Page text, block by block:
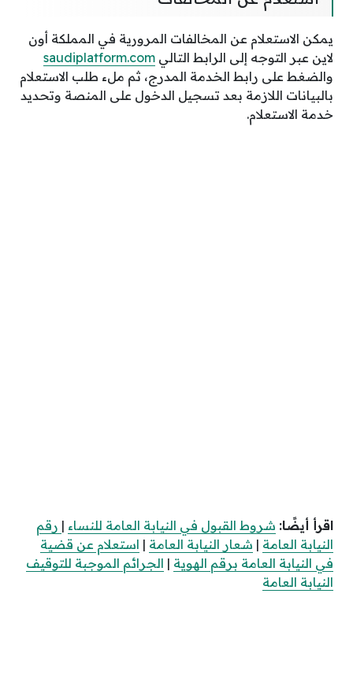
يمكن الاستعلام عن المخالفات المرورية في المملكة أون
لاين عبر التوجه إلى الرابط التالي saudiplatform.com
والضغط على رابط الخدمة المدرج، ثم ملء طلب الاستعلام
بالبيانات اللازمة بعد تسجيل الدخول على المنصة وتحديد
خدمة الاستعلام.
اقرأ أيضًا: شروط القبول في النيابة العامة للنساء | رقم
النيابة العامة | شعار النيابة العامة | استعلام عن قضية
في النيابة العامة برقم الهوية | الجرائم الموجبة للتوقيف
النيابة العامة